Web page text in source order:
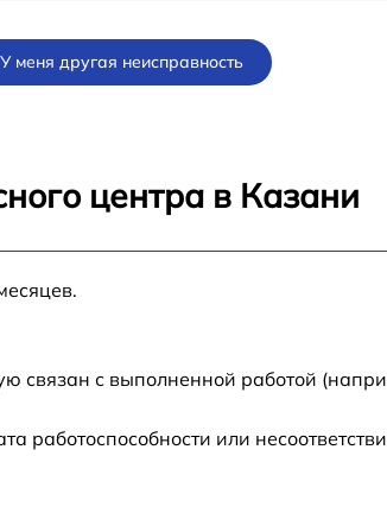
от 1 мин
У меня другая неисправность
центра в Казани
связан с выполненной работой
или